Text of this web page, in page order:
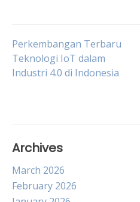
Post
navigation
Perkembangan Terbaru
Teknologi IoT dalam
Industri 4.0 di Indonesia
Archives
March 2026
February 2026